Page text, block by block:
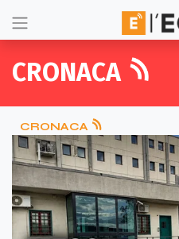
CRONACA
CRONACA